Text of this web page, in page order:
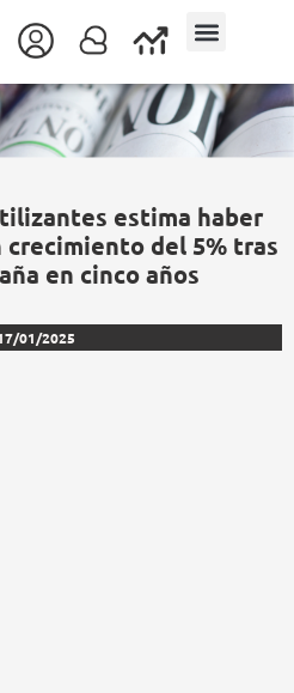
estima haber
crecimiento del 5% tras
en cinco años
01/2025